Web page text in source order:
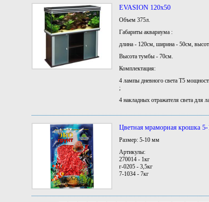
EVASION 120х50
Объем 375л.
Габариты аквариума :
длина - 120см, ширина - 50см,
Высота тумбы - 70см.
Комплектация:
4 лампы дневного света Т5
;
4 накладных отражателя света для
Цветная мраморная крошка
Размер: 5-10 мм
Артикулы:
270014 - 1кг
г-0205 - 3,5кг
7-1034 - 7кг